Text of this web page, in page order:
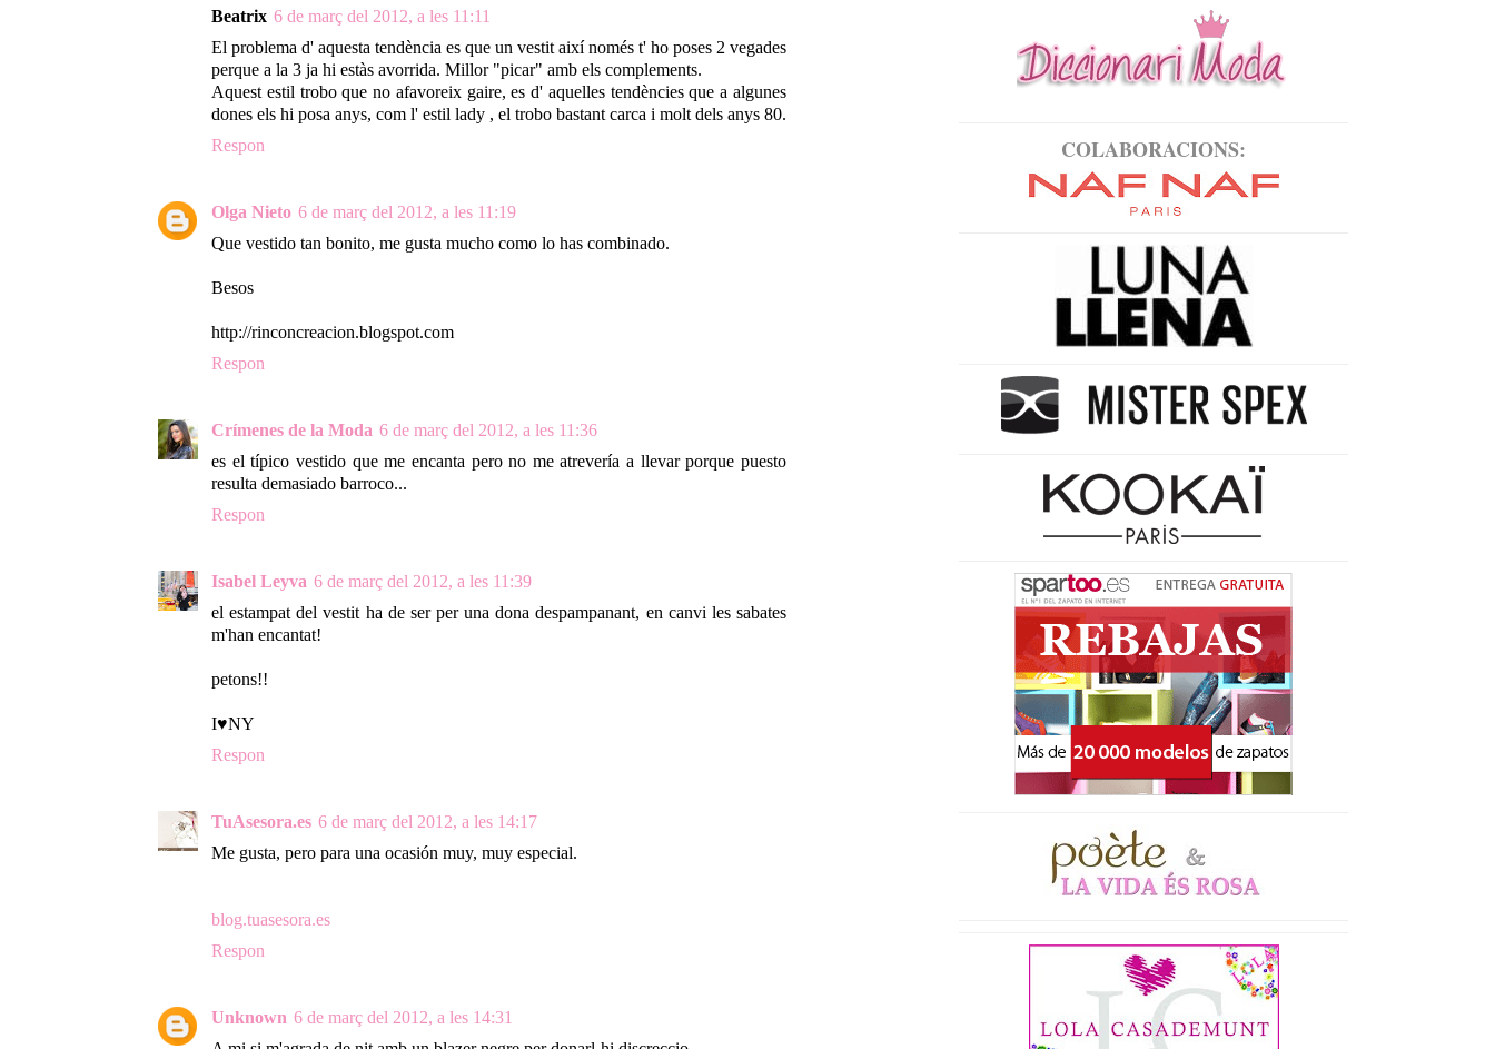
Beatrix 6 de març del 2012, a les 11:11
El problema d' aquesta tendència es que un vestit així només t' ho poses 2 vegades
perque a la 3 ja hi estàs avorrida. Millor "picar" amb els complements.
Aquest estil trobo que no afavoreix gaire, es d' aquelles tendències que a algunes
dones els hi posa anys, com l' estil lady , el trobo bastant carca i molt dels anys 80.
Respon
Olga Nieto 6 de març del 2012, a les 11:19
Que vestido tan bonito, me gusta mucho como lo has combinado.
Besos
http://rinconcreacion.blogspot.com
Respon
Crímenes de la Moda 6 de març del 2012, a les 11:36
es el típico vestido que me encanta pero no me atrevería a llevar porque puesto
resulta demasiado barroco...
Respon
Isabel Leyva 6 de març del 2012, a les 11:39
el estampat del vestit ha de ser per una dona despampanant, en canvi les sabates
m'han encantat!
petons!!
I♥NY
Respon
TuAsesora.es 6 de març del 2012, a les 14:17
Me gusta, pero para una ocasión muy, muy especial.
blog.tuasesora.es
Respon
Unknown 6 de març del 2012, a les 14:31
COLABORACIONS: